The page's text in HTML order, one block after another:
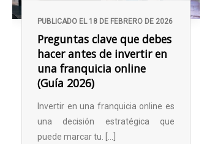
PUBLICADO EL 18 DE FEBRERO DE 2026
Preguntas clave que debes
hacer antes de invertir en
una franquicia online
(Guía 2026)
Invertir en una franquicia online es
una decisión estratégica que
puede marcar tu. [...]